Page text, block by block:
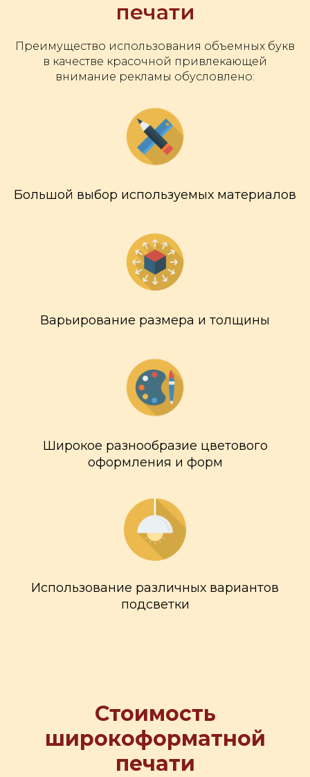
печати
Преимущество использования объемных букв
в качестве красочной привлекающей
внимание рекламы обусловлено:
Большой выбор используемых материалов
Варьирование размера и толщины
Широкое разнообразие цветового
оформления и форм
Использование различных вариантов
подсветки
Стоимость
широкоформатной
печати